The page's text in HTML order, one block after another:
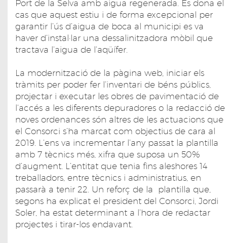
Port de la Selva amb aigua regenerada. Es dona el
cas que aquest estiu i de forma excepcional per
garantir l’ús d’aigua de boca al municipi es va
haver d’instal·lar una dessalinitzadora mòbil que
tractava l’aigua de l’aqüífer.
La modernització de la pàgina web, iniciar els
tràmits per poder fer l’inventari de béns públics,
projectar i executar les obres de pavimentació de
l’accés a les diferents depuradores o la redacció de
noves ordenances són altres de les actuacions que
el Consorci s’ha marcat com objectius de cara al
2019. L’ens va incrementar l’any passat la plantilla
amb 7 tècnics més, xifra que suposa un 50%
d’augment. L’entitat que tenia fins aleshores 14
treballadors, entre tècnics i administratius, en
passarà a tenir 22. Un reforç de la plantilla que,
segons ha explicat el president del Consorci, Jordi
Soler, ha estat determinant a l’hora de redactar
projectes i tirar-los endavant.